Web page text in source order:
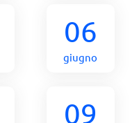
06
giugno
09